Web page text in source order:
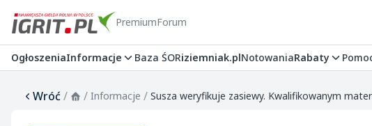
PremiumForum
OgłoszeniaInformacje Baza ŚORiziemniak.plNotowaniaRabaty
Wróć/ / Informacje /